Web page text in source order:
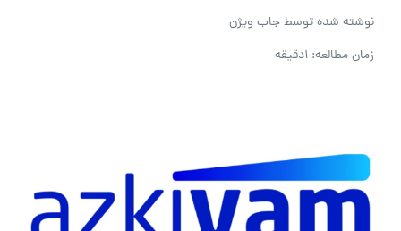
نوشته شده توسطجاب ویژن
زمان مطالعه: 1دقیقه